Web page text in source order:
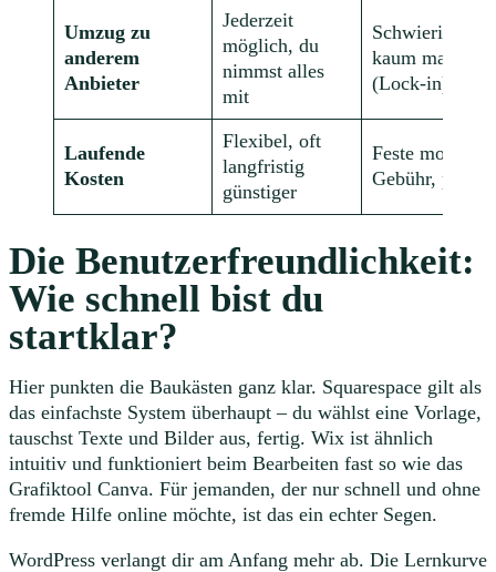
Umzug zu
anderem
Anbieter
Jederzeit
möglich, du
nimmst alles
mit
Schwierig bis
kaum machbar
(Lock-in)
Laufende
Kosten
Flexibel, oft
langfristig
günstiger
Feste
Gebühr,
Die Benutzerfreundlichkeit:
Wie schnell bist du
startklar?
Hier punkten die Baukästen ganz klar. Squarespace gilt als
das einfachste System überhaupt – du wählst eine Vorlage,
tauschst Texte und Bilder aus, fertig. Wix ist ähnlich
intuitiv und funktioniert beim Bearbeiten fast so wie das
Grafiktool Canva. Für jemanden, der nur schnell und ohne
fremde Hilfe online möchte, ist das ein echter Segen.
WordPress verlangt dir am Anfang mehr ab. Die Lernkurve